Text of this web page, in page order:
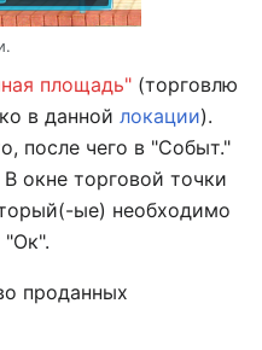
площадь" (торговлю
в данной локации).
после чего в "Событ."
окне торговой точки
ые) необходимо
"Ок".
проданных